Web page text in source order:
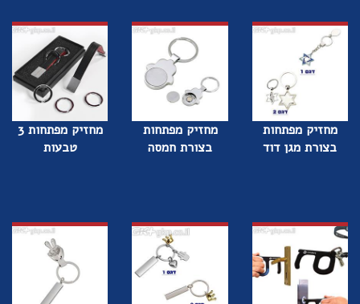
מחזיק מפתחות
בצורת מגן דוד
מחזיק מפתחות
בצורת חמסה
מחזיק מפתחות 3
טבעות